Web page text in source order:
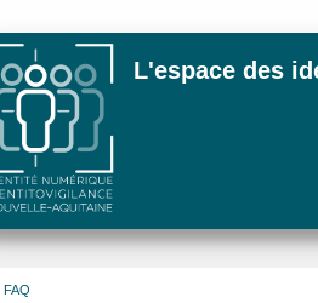
L'espace des
FAQ